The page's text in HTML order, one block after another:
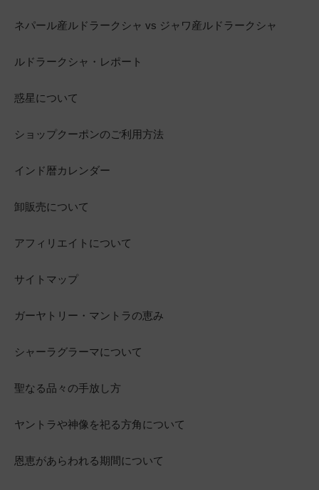
ネパール産ルドラークシャ vs ジャワ産ルドラークシャ
ルドラークシャ・レポート
惑星について
ショップクーポンのご利用方法
インド暦カレンダー
卸販売について
アフィリエイトについて
サイトマップ
ガーヤトリー・マントラの恵み
シャーラグラーマについて
聖なる品々の手放し方
ヤントラや神像を祀る方角について
恩恵があらわれる期間について